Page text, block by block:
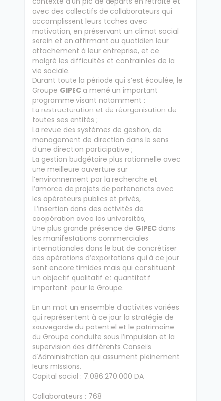
avec des collectifs de collaborateurs qui
accomplissent leurs taches avec
motivation, en préservant un climat social
serein et en affirmant au quotidien leur
attachement à leur entreprise, et ce
malgré les difficultés et contraintes de la
vie sociale.
Durant toute la période qui s’est écoulée, le
Groupe GIPEC a mené un important
programme visant notamment :
La restructuration et de réorganisation de
toutes ses entités ;
La revue des systèmes de gestion, de
management de direction dans le sens
d’une direction participative ;
La gestion budgétaire plus rationnelle avec
une meilleure ouverture sur
l’environnement par la recherche et
l’amorce de projets de partenariats avec
les opérateurs publics et privés,
L’insertion dans des activités de
coopération avec les universités,
Une plus grande présence de GIPEC dans
les manifestations commerciales
internationales dans le but de concrétiser
des opérations d’exportations qui à ce jour
sont encore timides mais qui constituent
un objectif qualitatif et quantitatif
important pour le Groupe.
En un mot un ensemble d’activités variées
qui représentent à ce jour la stratégie de
sauvegarde du potentiel et le patrimoine
du Groupe conduite sous l’impulsion et la
supervision des différents Conseils
d’Administration qui assument pleinement
leurs missions.
Capital social : 7.086.270.000 DA
Collaborateurs : 768